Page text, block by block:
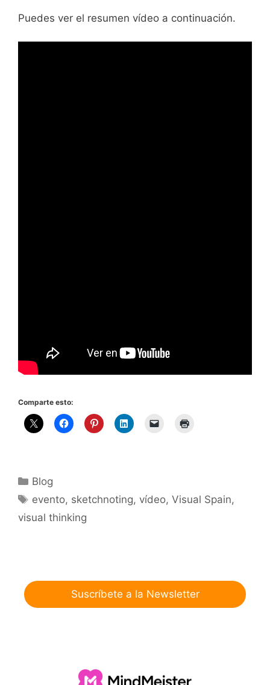
Puedes ver el resumen vídeo a continuación.
Comparte esto:
Categorías
Blog
Etiquetas
evento, sketchnoting, vídeo,Visual Spain,
visual thinking
Suscríbete a la Newsletter